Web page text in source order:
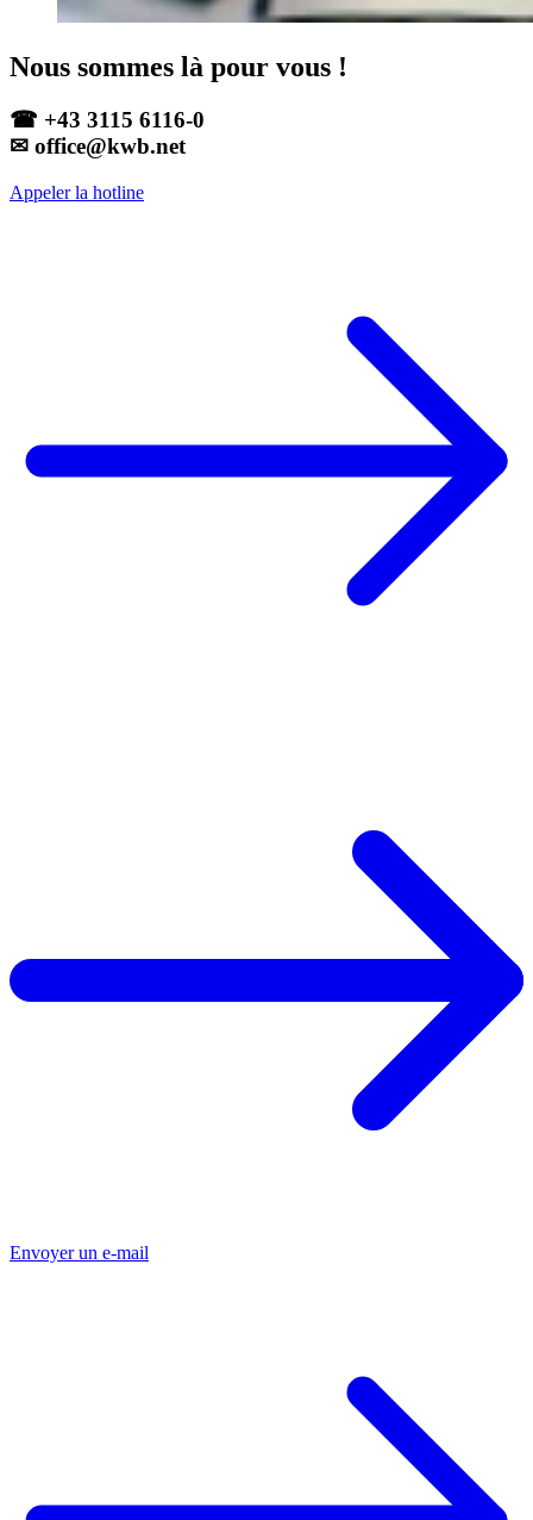
Nous sommes là pour vous !
☎ +43 3115 6116-0
✉ office@kwb.net
Appeler la hotline
Envoyer un e-mail